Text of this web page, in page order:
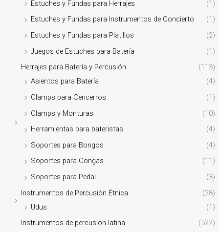
Estuches y Fundas para Herrajes
(1)
Estuches y Fundas para Instrumentos de Concierto
(1)
Estuches y Fundas para Platillos
(2)
Juegos de Estuches para Batería
(1)
Herrajes para Batería y Percusión
(113)
Asientos para Batería
(4)
Clamps para Cencerros
(1)
Clamps y Monturas
(10)
Herramientas para bateristas
(4)
Soportes para Bongos
(4)
Soportes para Congas
(11)
Soportes para Pedal
(3)
Instrumentos de Percusión Étnica
(28)
Udus
(1)
Instrumentos de percusión latina
(522)